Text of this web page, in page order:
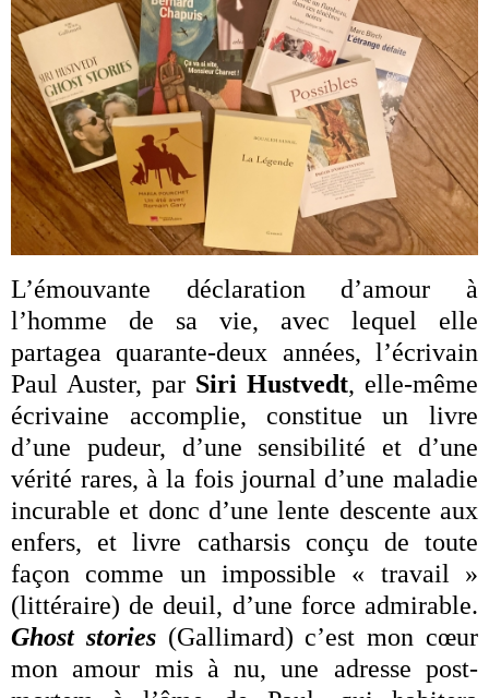
L’émouvante déclaration d’amour à
l’homme de sa vie, avec lequel elle
partagea quarante-deux années, l’écrivain
Paul Auster, par Siri Hustvedt, elle-même
écrivaine accomplie, constitue un livre
d’une pudeur, d’une sensibilité et d’une
vérité rares, à la fois journal d’une maladie
incurable et donc d’une lente descente aux
enfers, et livre catharsis conçu de toute
façon comme un impossible « travail »
(littéraire) de deuil, d’une force admirable.
Ghost stories(Gallimard) c’est mon cœur
mon amour mis à nu, une adresse post-